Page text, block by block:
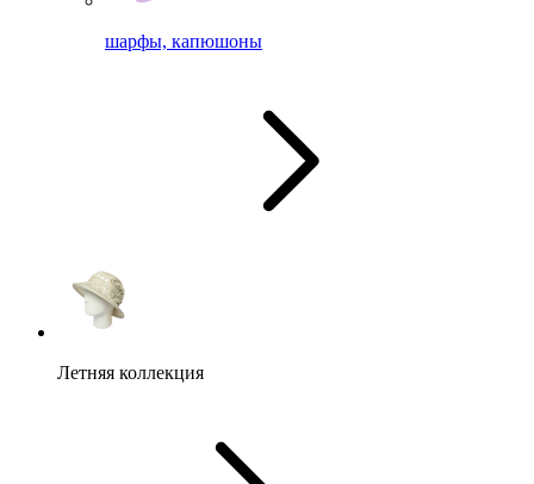
шарфы, капюшоны
Летняя коллекция